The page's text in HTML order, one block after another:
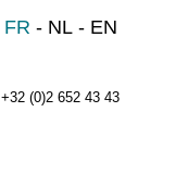
FR NL EN
+32 (0)2 652 43 43